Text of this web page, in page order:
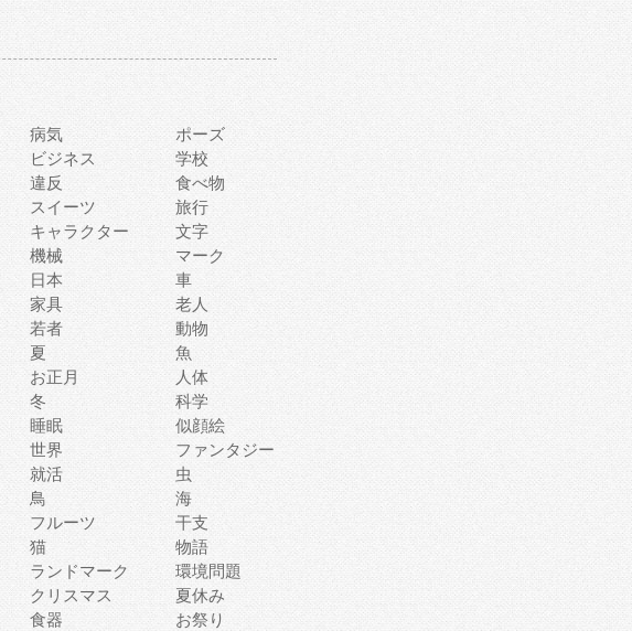
病気
ポーズ
ビジネス
学校
違反
食べ物
スイーツ
旅行
キャラクター
文字
機械
マーク
日本
車
家具
老人
若者
動物
夏
魚
お正月
人体
冬
科学
睡眠
似顔絵
世界
ファンタジー
就活
虫
鳥
海
フルーツ
干支
猫
物語
ランドマーク
環境問題
クリスマス
夏休み
食器 お祭り